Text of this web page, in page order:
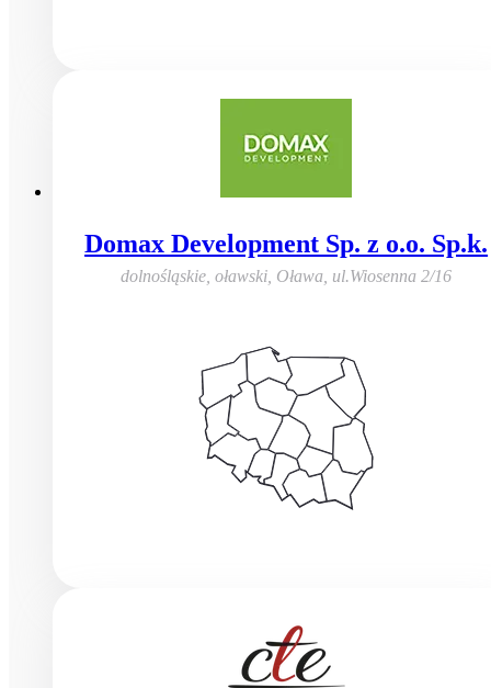
Domax Development Sp. z o.o. Sp.k.
dolnośląskie, oławski, Oława ul.Wiosenna 2/16